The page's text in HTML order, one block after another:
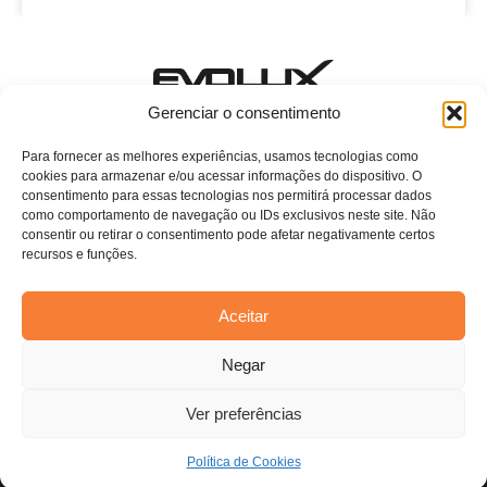
Gerenciar o consentimento
Para fornecer as melhores experiências, usamos tecnologias como
cookies para armazenar e/ou acessar informações do dispositivo. O
consentimento para essas tecnologias nos permitirá processar dados
como comportamento de navegação ou IDs exclusivos neste site. Não
consentir ou retirar o consentimento pode afetar negativamente certos
recursos e funções.
Aceitar
Negar
Ver preferências
Política de Cookies
Telefone: (11) 2081-7750 ramal 115
Home
Sobre Nós
Blog
Contato
Todos os direitos reservados. Anfi Lab Marketing
Estamos usando cookies para oferecer a você a melhor
configurações.